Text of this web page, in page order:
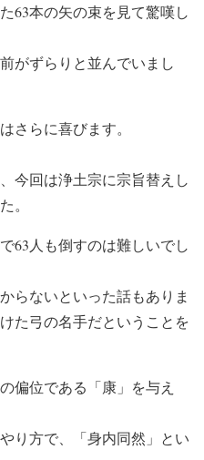
63本の矢の束を見て驚嘆し
がずらりと並んでいまし
さらに喜びます。
今回は浄土宗に宗旨替えし
。
63人も倒すのは難しいでし
らないといった話もありま
た弓の名手だということを
偏位である「康」を与え
り方で、「身内同然」とい